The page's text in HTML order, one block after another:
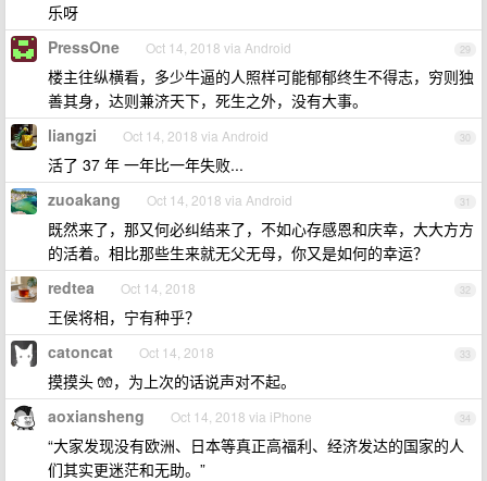
乐呀
29
PressOne Oct 14, 2018 via Android
楼主往纵横看，多少牛逼的人照样可能郁郁终生不得志，穷则独
善其身，达则兼济天下，死生之外，没有大事。
30
liangzi Oct 14, 2018 via Android
活了 37 年 一年比一年失败...
31
zuoakang Oct 14, 2018 via Android
既然来了，那又何必纠结来了，不如心存感恩和庆幸，大大方方
的活着。相比那些生来就无父无母，你又是如何的幸运？
32
redtea Oct 14, 2018
王侯将相，宁有种乎？
33
catoncat Oct 14, 2018
摸摸头 🧤，为上次的话说声对不起。
34
aoxiansheng Oct 14, 2018 via iPhone
“大家发现没有欧洲、日本等真正高福利、经济发达的国家的人
们其实更迷茫和无助。”